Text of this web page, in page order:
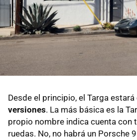
Desde el principio, el Targa
versiones. La más básica es la
propio nombre indica cuenta con
ruedas. No, no habrá un Porsche